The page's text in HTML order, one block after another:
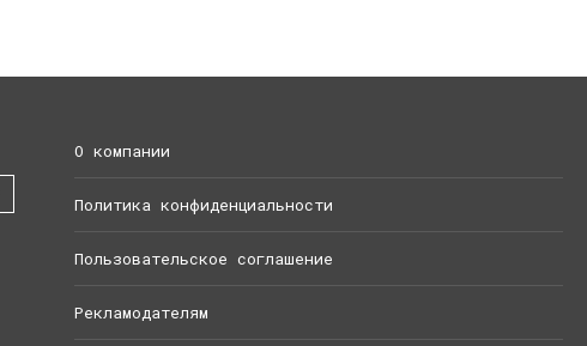
О компании
Политика конфиденциальности
Пользовательское соглашение
Рекламодателям